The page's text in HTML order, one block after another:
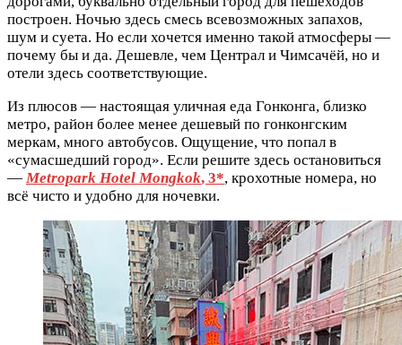
построен. Ночью здесь смесь всевозможных запахов,
шум и суета. Но если хочется именно такой атмосферы —
почему бы и да. Дешевле, чем Централ и Чимсачёй, но и
отели здесь соответствующие.
Из плюсов — настоящая уличная еда Гонконга, близко
метро, район более менее дешевый по гонконгским
меркам, много автобусов. Ощущение, что попал в
«сумасшедший город». Если решите здесь остановиться
— Metropark Hotel Mongkok, 3*, крохотные номера, но
всё чисто и удобно для ночевки.